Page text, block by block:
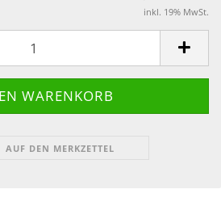
inkl. 19% MwSt.
AUF DEN MERKZETTEL